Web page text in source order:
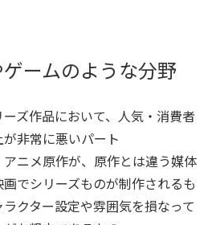
ームのような分野
ズ作品において、人気・消費者
非常に悪いパート
ニメ原作が、原作とは違う媒体
でシリーズものが制作されるも
クター設定や雰囲気を損なって